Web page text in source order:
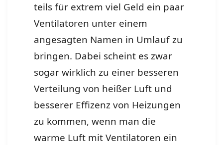
teils für extrem viel Geld ein paar
Ventilatoren unter einem
angesagten Namen in Umlauf zu
bringen. Dabei scheint es zwar
sogar wirklich zu einer besseren
Verteilung von heißer Luft und
besserer Effizenz von Heizungen
zu kommen, wenn man die
warme Luft mit Ventilatoren ein